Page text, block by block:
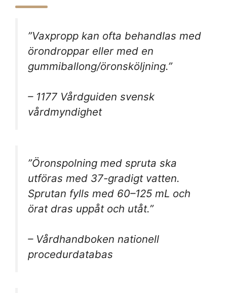
”Vaxpropp kan ofta behandlas med
örondroppar eller med en
gummiballong/öronsköljning.”
– 1177 Vårdguiden svensk
vårdmyndighet
”Öronspolning med spruta ska
utföras med 37-gradigt vatten.
Sprutan fylls med 60–125 mL och
örat dras uppåt och utåt.”
– Vårdhandboken nationell
procedurdatabas